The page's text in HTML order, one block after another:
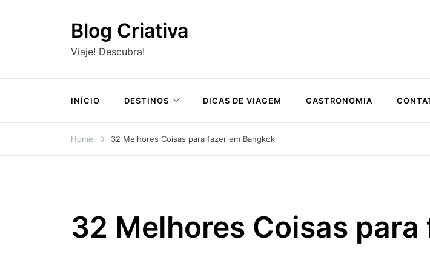
Blog Criativa
Viaje! Descubra!
INÍCIO DESTINOS DICAS DE VIAGEM GASTRONOMIA
Home 32 Melhores Coisas para fazer em Bangkok
32 Melhores Coisas